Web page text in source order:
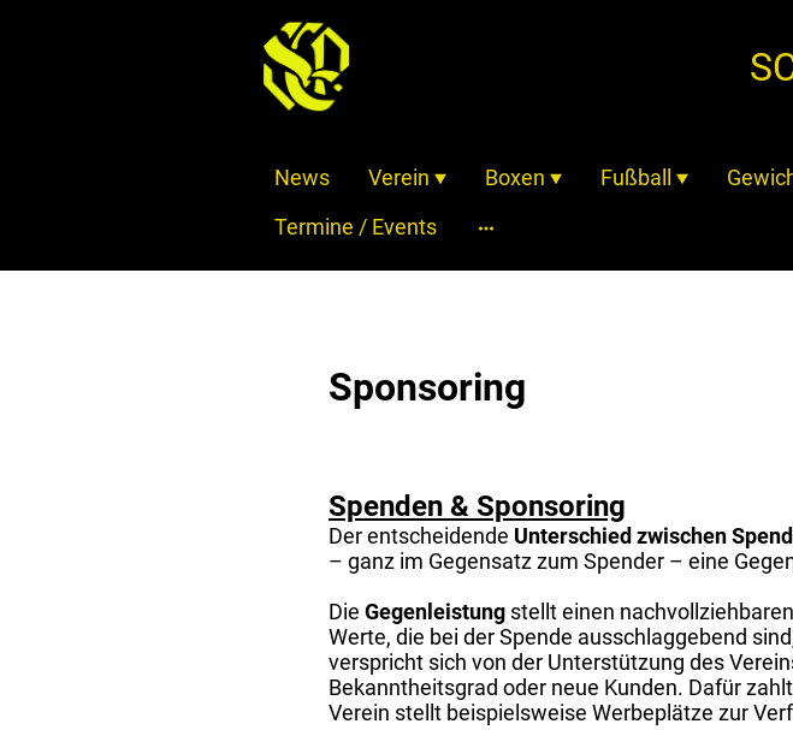
News Verein Boxen Fußball
Termine / Events
Sponsoring
Spenden & Sponsoring
Der entscheidende Unterschied zwischen
– ganz im Gegensatz zum Spender – eine
Die Gegenleistung stellt einen
Werte, die bei der Spende ausschlaggebend
verspricht sich von der Unterstützung des
Bekanntheitsgrad oder neue Kunden. Dafür
Verein stellt beispielsweise Werbeplätze zur